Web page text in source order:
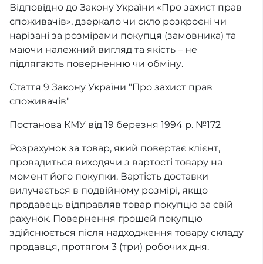
Відповідно до Закону України «Про захист прав
споживачів», дзеркало чи скло розкроєні чи
нарізані за розмірами покупця (замовника) та
маючи належний вигляд та якість – не
підлягають поверненню чи обміну.
Стаття 9 Закону України "Про захист прав
споживачів"
Постанова КМУ від 19 березня 1994 р. №172
Розрахунок за товар, який повертає клієнт,
провадиться виходячи з вартості товару на
момент його покупки. Вартість доставки
вилучається в подвійному розмірі, якщо
продавець відправляв товар покупцю за свій
рахунок. Повернення грошей покупцю
здійснюється після надходження товару складу
продавця, протягом 3 (три) робочих дня.